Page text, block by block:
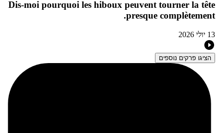
Dis-moi pourquoi les hiboux peuvent tourner la tête
presque complètement.
13 יולי 2026
הציגו פרקים נוספים